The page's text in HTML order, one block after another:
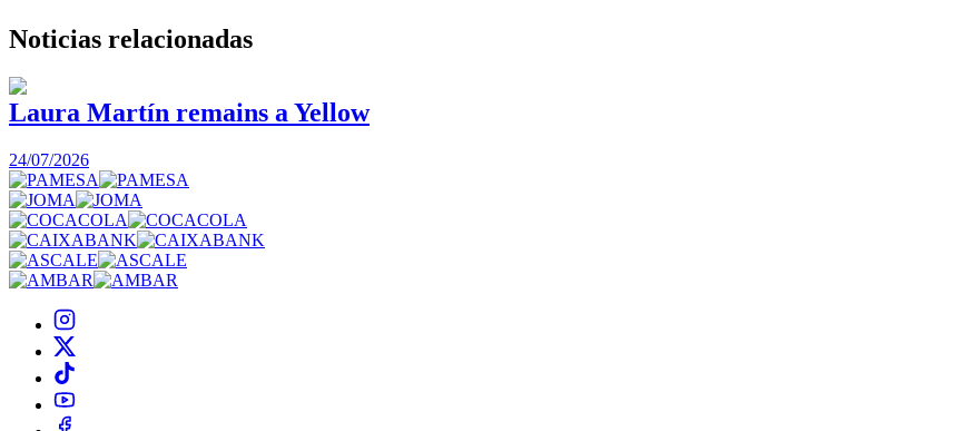
Noticias relacionadas
Laura Martín remains a Yellow
24/07/2026